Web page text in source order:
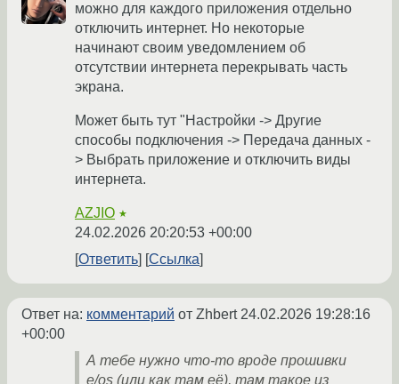
можно для каждого приложения отдельно
отключить интернет. Но некоторые
начинают своим уведомлением об
отсутствии интернета перекрывать часть
экрана.
Может быть тут "Настройки -> Другие
способы подключения -> Передача данных -
> Выбрать приложение и отключить виды
интернета.
AZJIO ★
24.02.2026 20:20:53 +00:00
Ответить
Ссылка
Ответ на: комментарий от Zhbert 24.02.2026 19:28:16
+00:00
А тебе нужно что-то вроде прошивки
e/os (или как там её), там такое из